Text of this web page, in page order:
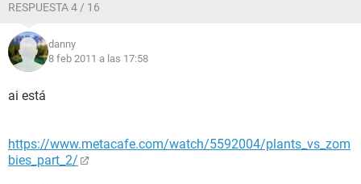
RESPUESTA 4 / 16
danny
8 feb 2011 a las 17:58
ai está
https://www.metacafe.com/watch/5592004/plants_vs_zom
bies_part_2/